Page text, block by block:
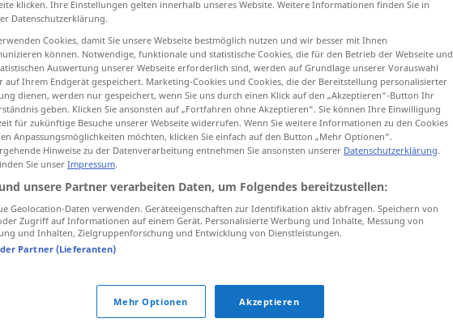
antippen)
handverlesen
handverlesen FIG
klicken. Ihre Einstellungen gelten innerhalb unseres Website. Weitere Informationen finden Sie in
Datenschutzerklärung.
Cookies, damit Sie unsere Webseite bestmöglich nutzen und wir besser mit Ihnen
können. Notwendige, funktionale und statistische Cookies, die für den Betrieb der Webseite und
Auswertung unserer Webseite erforderlich sind, werden auf Grundlage unserer Vorauswahl
auf Ihrem Endgerät gespeichert. Marketing-Cookies und Cookies, die der Bereitstellung personalisierter
dienen, werden nur gespeichert, wenn Sie uns durch einen Klick auf den „Akzeptieren“-Button Ihr
geben. Klicken Sie ansonsten auf „Fortfahren ohne Akzeptieren“. Sie können Ihre Einwilligung
für zukünftige Besuche unserer Webseite widerrufen. Wenn Sie weitere Informationen zu den Cookies
Anpassungsmöglichkeiten möchten, klicken Sie einfach auf den Button „Mehr Optionen“.
Hinweise zu der Datenverarbeitung entnehmen Sie ansonsten unserer Datenschutzerklärung.
Sie unser Impressum.
unsere Partner verarbeiten Daten, um Folgendes bereitzustellen:
Geolocation-Daten verwenden. Geräteeigenschaften zur Identifikation aktiv abfragen. Speichern von
Zugriff auf Informationen auf einem Gerät. Personalisierte Werbung und Inhalte, Messung von
und Inhalten, Zielgruppenforschung und Entwicklung von Dienstleistungen.
Partner (Lieferanten)
Mehr Optionen Akzeptieren